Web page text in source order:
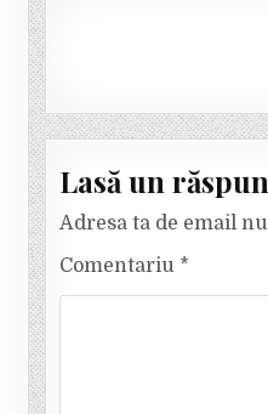
Lasă un
Adresa ta de email
Comentariu *